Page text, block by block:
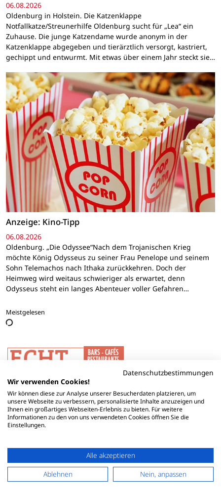
06.08.2026
Oldenburg in Holstein. Die Katzenklappe
Notfallkatze/Streunerhilfe Oldenburg sucht für „Lea“ ein
Zuhause. Die junge Katzendame wurde anonym in der
Katzenklappe abgegeben und tierärztlich versorgt, kastriert,
gechippt und entwurmt. Mit etwas über einem Jahr steckt sie…
Anzeige: Kino-Tipp
06.08.2026
Oldenburg. „Die Odyssee“Nach dem Trojanischen Krieg
möchte König Odysseus zu seiner Frau Penelope und seinem
Sohn Telemachos nach Ithaka zurückkehren. Doch der
Heimweg wird weitaus schwieriger als erwartet, denn
Odysseus steht ein langes Abenteuer voller Gefahren…
Meistgelesen
Datenschutzbestimmungen
Wir verwenden Cookies!
Wir können diese zur Analyse unserer Besucherdaten platzieren, um
unsere Webseite zu verbessern, personalisierte Inhalte anzuzeigen und
Ihnen ein großartiges Webseiten-Erlebnis zu bieten. Für weitere
Informationen zu den von uns verwendeten Cookies öffnen Sie die
Einstellungen.
Alle akzeptieren
Ablehnen
Nein, anpassen